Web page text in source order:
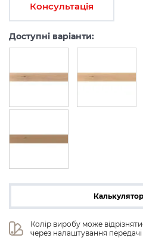
Консультація
Доступні варіанти:
Колір виробу може
через налаштування